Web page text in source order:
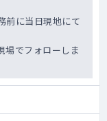
前に当日現地にて
でフォローしま